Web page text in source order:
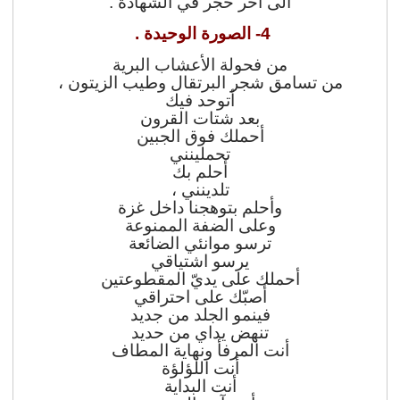
4- الصورة الوحيدة .
من فحولة الأعشاب البرية
من تسامق شجر البرتقال وطيب الزيتون ،
أتوحد فيك
بعد شتات القرون
أحملك فوق الجبين
تحملينني
أحلم بك
تلدينني ،
وأحلم بتوهجنا داخل غزة
وعلى الضفة الممنوعة
ترسو موانئي الضائعة
يرسو اشتياقي
أحملك على يديّ المقطوعتين
أصبّك على احتراقي
فينمو الجلد من جديد
تنهض يداي من حديد
أنت المرفأ ونهاية المطاف
أنت اللؤلؤة
أنت البداية